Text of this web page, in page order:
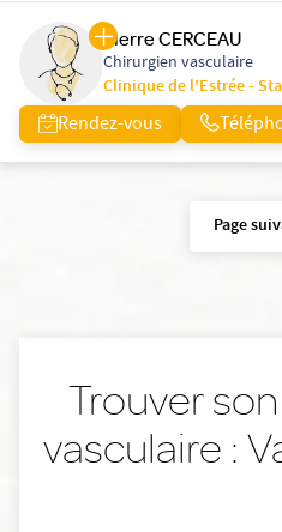
Pierre CERCEAU
Chirurgien vasculaire
Clinique de l'Estrée -
Rendez-vous
Page
Trouver
vasculaire :